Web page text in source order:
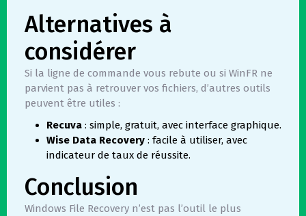
Alternatives à
considérer
Si la ligne de commande vous rebute ou si WinFR ne
parvient pas à retrouver vos fichiers, d’autres outils
peuvent être utiles :
Recuva : simple, gratuit, avec interface graphique.
Wise Data Recovery : facile à utiliser, avec
indicateur de taux de réussite.
Conclusion
Windows File Recovery n’est pas l’outil le plus